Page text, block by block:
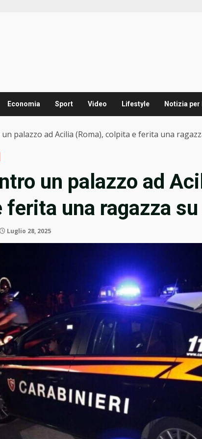
Economia Sport Video Lifestyle Notizia
palazzo ad Acilia (Roma), colpita e ferita una
un palazzo ad
ferita una ragazza
Luglio 28, 2025